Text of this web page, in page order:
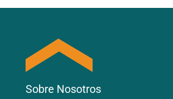
Sobre Nosotros